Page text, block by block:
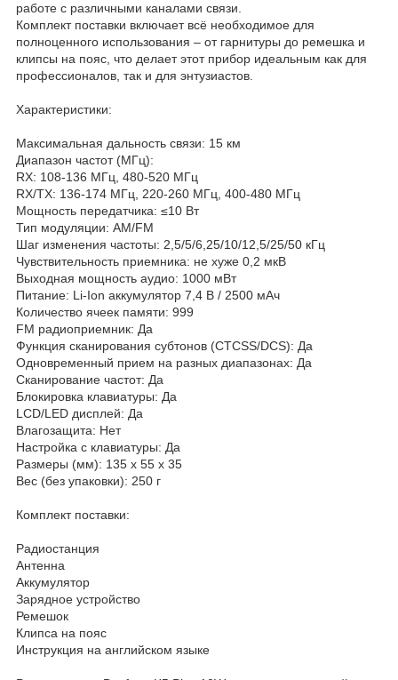
работе с различными каналами связи.
Комплект поставки включает всё необходимое для
полноценного использования – от гарнитуры до ремешка и
клипсы на пояс, что делает этот прибор идеальным как для
профессионалов, так и для энтузиастов.
Характеристики:
Максимальная дальность связи: 15 км
Диапазон частот (МГц):
RX: 108-136 МГц, 480-520 МГц
RX/TX: 136-174 МГц, 220-260 МГц, 400-480 МГц
Мощность передатчика: ≤10 Вт
Тип модуляции: AM/FM
Шаг изменения частоты: 2,5/5/6,25/10/12,5/25/50 кГц
Чувствительность приемника: не хуже 0,2 мкВ
Выходная мощность аудио: 1000 мВт
Питание: Li-Ion аккумулятор 7,4 В / 2500 мАч
Количество ячеек памяти: 999
FM радиоприемник: Да
Функция сканирования субтонов (CTCSS/DCS): Да
Одновременный прием на разных диапазонах: Да
Сканирование частот: Да
Блокировка клавиатуры: Да
LCD/LED дисплей: Да
Влагозащита: Нет
Настройка с клавиатуры: Да
Размеры (мм): 135 x 55 x 35
Вес (без упаковки): 250 г
Комплект поставки:
Радиостанция
Антенна
Аккумулятор
Зарядное устройство
Ремешок
Клипса на пояс
Инструкция на английском языке